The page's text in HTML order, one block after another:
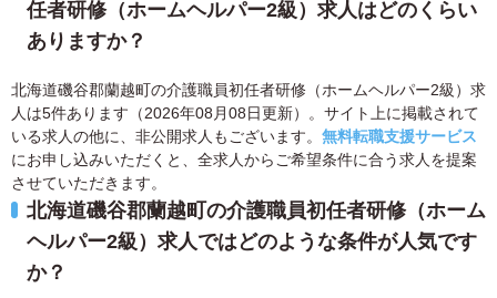
任者研修（ホームヘルパー2級）求人はどのくらい
ありますか？
北海道磯谷郡蘭越町の介護職員初任者研修（ホームヘルパー2級）求
人は5件あります（2026年08月08日更新）。サイト上に掲載されて
いる求人の他に、非公開求人もございます。 無料転職支援サービス
にお申し込みいただくと、全求人からご希望条件に合う求人を提案
させていただきます。
北海道磯谷郡蘭越町の介護職員初任者研修（ホーム
ヘルパー2級）求人ではどのような条件が人気です
か？